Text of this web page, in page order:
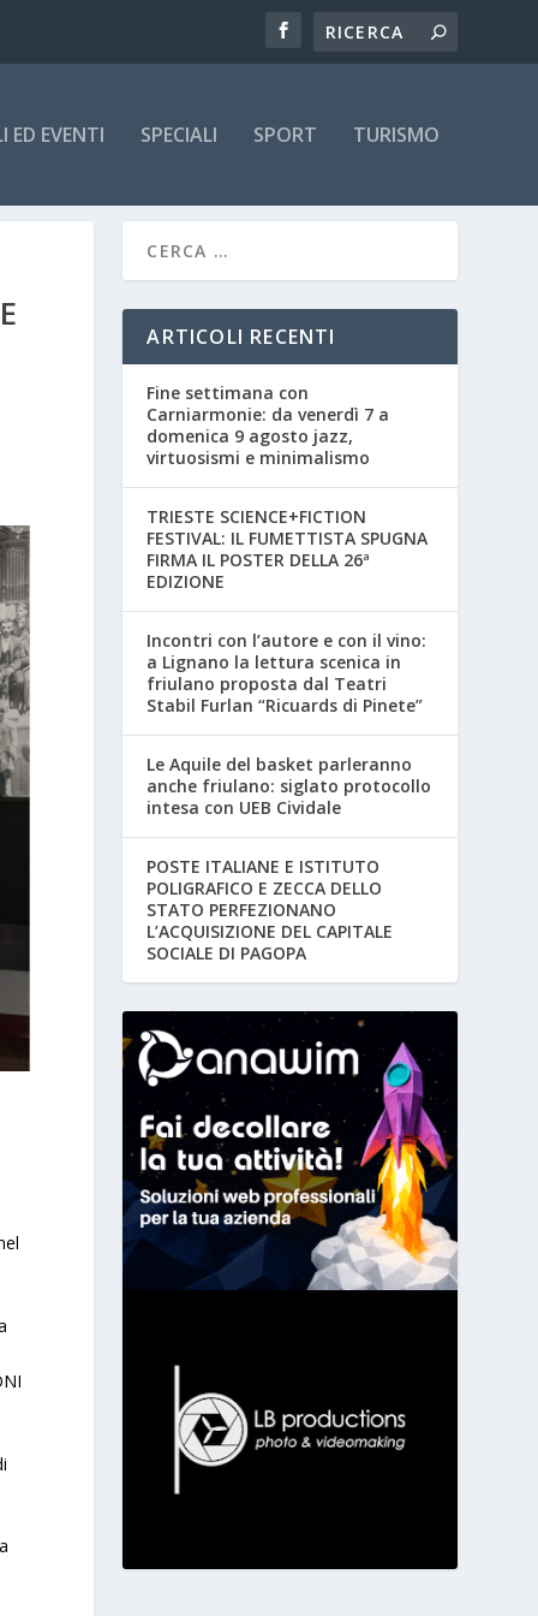
ED EVENTI SPECIALI SPORT TURISMO
ARTICOLI RECENTI
Fine settimana con
Carniarmonie: da venerdì 7 a
domenica 9 agosto jazz,
virtuosismi e minimalismo
TRIESTE SCIENCE+FICTION
FESTIVAL: IL FUMETTISTA SPUGNA
FIRMA IL POSTER DELLA 26ª
EDIZIONE
Incontri con l’autore e con il vino:
a Lignano la lettura scenica in
friulano proposta dal Teatri
Stabil Furlan “Ricuards di Pinete”
Le Aquile del basket parleranno
anche friulano: siglato protocollo
intesa con UEB Cividale
POSTE ITALIANE E ISTITUTO
POLIGRAFICO E ZECCA DELLO
STATO PERFEZIONANO
L’ACQUISIZIONE DEL CAPITALE
SOCIALE DI PAGOPA